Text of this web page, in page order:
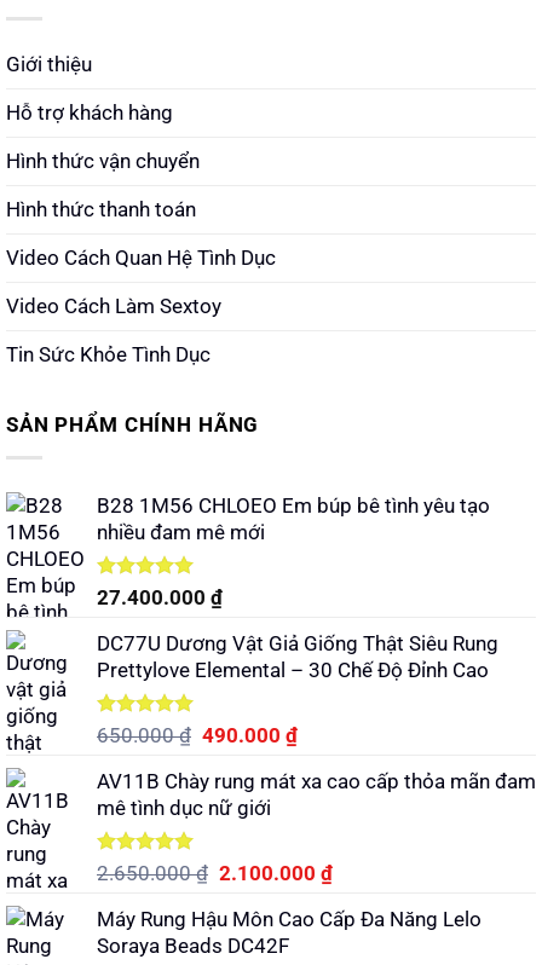
Giới thiệu
Hỗ trợ khách hàng
Hình thức vận chuyển
Hình thức thanh toán
Video Cách Quan Hệ Tình Dục
Video Cách Làm Sextoy
Tin Sức Khỏe Tình Dục
SẢN PHẨM CHÍNH HÃNG
B28 1M56 CHLOEO Em búp bê tình yêu tạo
nhiều đam mê mới
Được xếp
5 sao
27.400.000 ₫
DC77U Dương Vật Giả Giống Thật Siêu Rung
Prettylove Elemental – 30 Chế Độ Đỉnh Cao
Được xếp
5 sao
650.000₫ Giá
là:
650.000 ₫.
490.000₫Giá
tại
AV11B Chày rung mát xa cao cấp thỏa mãn đam
mê tình dục nữ giới
Được xếp
5 sao
2.650.000₫ Giá
là:
2.650.000 ₫.
2.100.000₫Giá
tại
Máy Rung Hậu Môn Cao Cấp Đa Năng Lelo
Soraya Beads DC42F